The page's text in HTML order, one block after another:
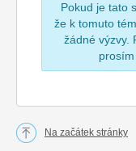
Pokud je tato
že k tomuto
žádné výzvy.
prosím
Na začátek stránky